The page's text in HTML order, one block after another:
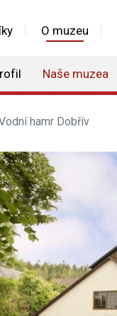
O muzeu
Naše muzea
hamr Dobřív